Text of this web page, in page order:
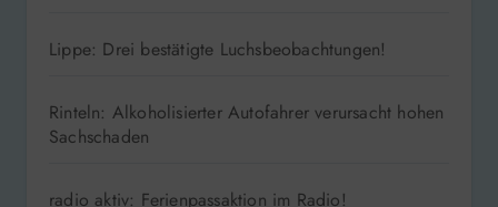
Lippe: Drei bestätigte Luchsbeobachtungen!
Rinteln: Alkoholisierter Autofahrer verursacht hohen
Sachschaden
radio aktiv: Ferienpassaktion im Radio!